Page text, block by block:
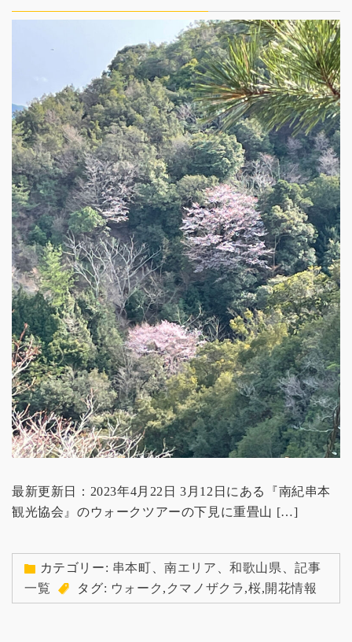
最新更新日：2023年4月22日 3月12日にある『南紀串本
観光協会』のウォークツアーの下見に重畳山 […]
カテゴリー: 串本町 、南エリア 、和歌山県 、記事
一覧
タグ: ウォーク , クマノザクラ,桜,開花情報